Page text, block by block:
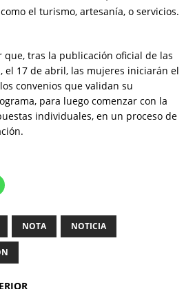
el turismo, artesanía, o servicios.
que, tras la publicación oficial de las
el 17 de abril, las mujeres iniciarán el
convenios que validan su
para luego comenzar con la
individuales, en un proceso de
NOTA NOTICIA